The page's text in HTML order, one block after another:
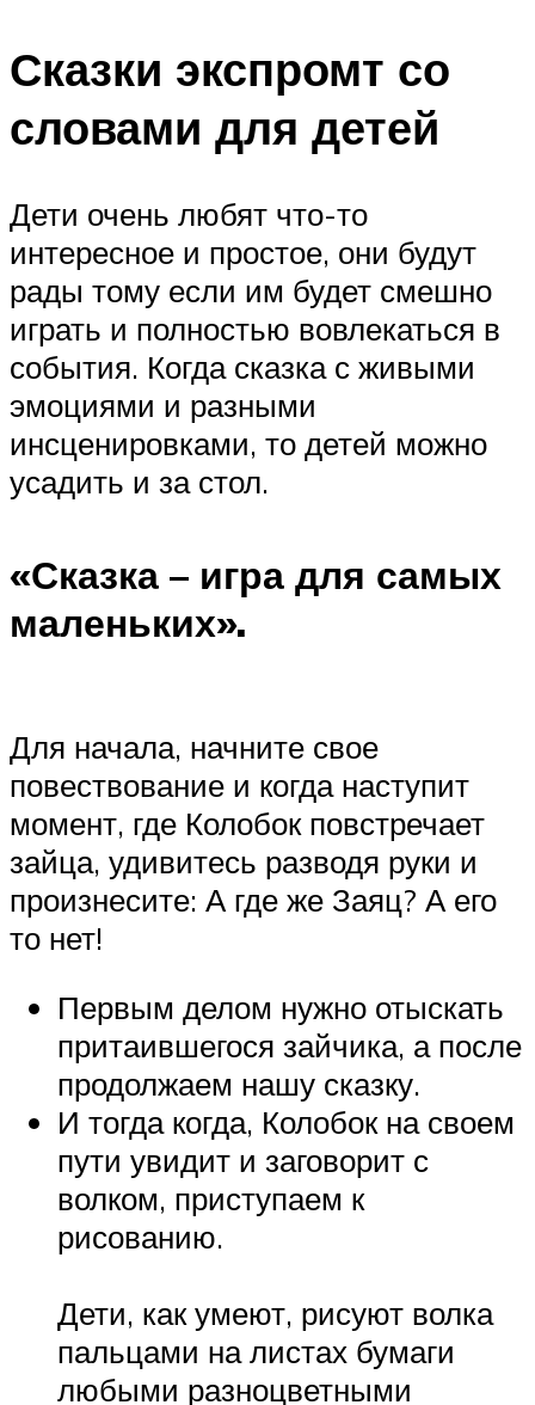
Сказки экспромт со
словами для детей
Дети очень любят что-то
интересное и простое, они будут
рады тому если им будет смешно
играть и полностью вовлекаться в
события. Когда сказка с живыми
эмоциями и разными
инсценировками, то детей можно
усадить и за стол.
«Сказка – игра для самых
маленьких».
Для начала, начните свое
повествование и когда наступит
момент, где Колобок повстречает
зайца, удивитесь разводя руки и
произнесите: А где же Заяц? А его
то нет!
Первым делом нужно отыскать
притаившегося зайчика, а после
продолжаем нашу сказку.
И тогда когда, Колобок на своем
пути увидит и заговорит с
волком, приступаем к
рисованию.
Дети, как умеют, рисуют волка
пальцами на листах бумаги
любыми разноцветными